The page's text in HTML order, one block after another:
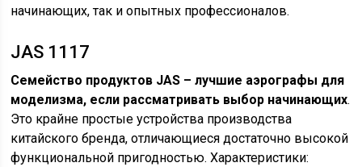
начинающих, так и опытных профессионалов.
JAS 1117
Семейство продуктов JAS – лучшие аэрографы для
моделизма, если рассматривать выбор начинающих.
Это крайне простые устройства производства
китайского бренда, отличающиеся достаточно высокой
функциональной пригодностью. Характеристики: